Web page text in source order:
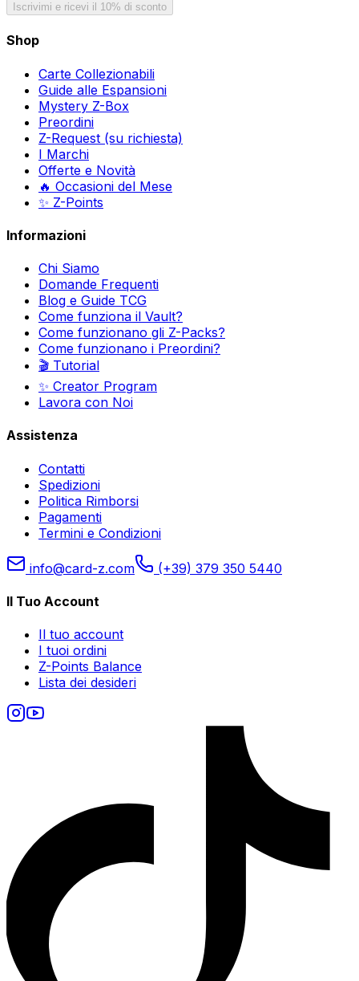
Iscrivimi e ricevi il 10% di sconto
Shop
Carte Collezionabili
Guide alle Espansioni
Mystery Z-Box
Preordini
Z-Request (su richiesta)
I Marchi
Offerte e Novità
🔥 Occasioni del Mese
✨ Z-Points
Informazioni
Chi Siamo
Domande Frequenti
Blog e Guide TCG
Come funziona il Vault?
Come funzionano gli Z-Packs?
Come funzionano i Preordini?
🎬 Tutorial
✨ Creator Program
Lavora con Noi
Assistenza
Contatti
Spedizioni
Politica Rimborsi
Pagamenti
Termini e Condizioni
info@card-z.com (+39) 379 350 5440
Il Tuo Account
Il tuo account
I tuoi ordini
Z-Points Balance
Lista dei desideri